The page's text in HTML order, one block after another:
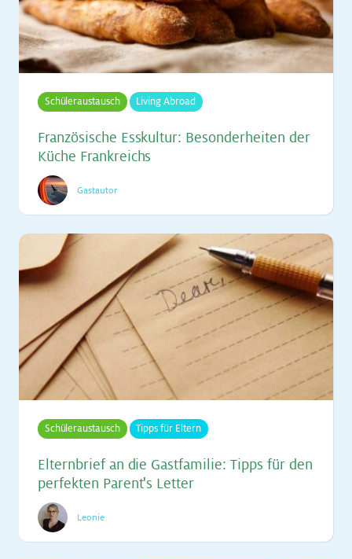
Schüleraustausch Living Abroad
Fran­zö­si­sche Ess­kul­tur: Be­son­der­hei­ten der
Kü­che Frank­reichs
Gastautor
Schüleraustausch Tipps für Eltern
El­tern­brief an die Gast­fa­mi­lie: Tipps für den
per­fek­ten Par­en­t's Let­ter
Leonie